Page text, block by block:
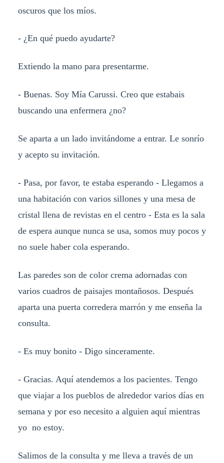
oscuros que los míos.
- ¿En qué puedo ayudarte?
Extiendo la mano para presentarme.
- Buenas. Soy Mía Carussi. Creo que estabais
buscando una enfermera ¿no?
Se aparta a un lado invitándome a entrar. Le sonrío
y acepto su invitación.
- Pasa, por favor, te estaba esperando - Llegamos a
una habitación con varios sillones y una mesa de
cristal llena de revistas en el centro - Esta es la sala
de espera aunque nunca se usa, somos muy pocos y
no suele haber cola esperando.
Las paredes son de color crema adornadas con
varios cuadros de paisajes montañosos. Después
aparta una puerta corredera marrón y me enseña la
consulta.
- Es muy bonito - Digo sinceramente.
- Gracias. Aquí atendemos a los pacientes. Tengo
que viajar a los pueblos de alrededor varios días en
semana y por eso necesito a alguien aquí mientras
yo no estoy.
Salimos de la consulta y me lleva a través de un